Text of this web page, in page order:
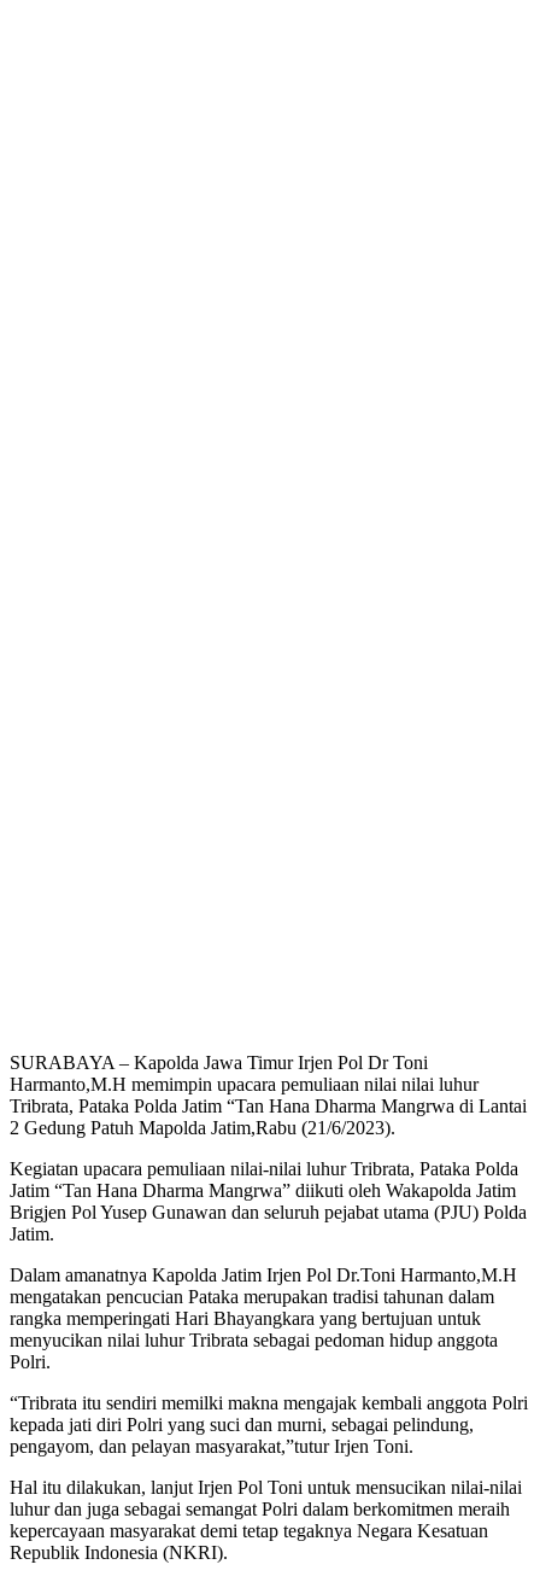
SURABAYA – Kapolda Jawa Timur Irjen Pol Dr Toni
Harmanto,M.H memimpin upacara pemuliaan nilai nilai luhur
Tribrata, Pataka Polda Jatim “Tan Hana Dharma Mangrwa di Lantai
2 Gedung Patuh Mapolda Jatim,Rabu (21/6/2023).
Kegiatan upacara pemuliaan nilai-nilai luhur Tribrata, Pataka Polda
Jatim “Tan Hana Dharma Mangrwa” diikuti oleh Wakapolda Jatim
Brigjen Pol Yusep Gunawan dan seluruh pejabat utama (PJU) Polda
Jatim.
Dalam amanatnya Kapolda Jatim Irjen Pol Dr.Toni Harmanto,M.H
mengatakan pencucian Pataka merupakan tradisi tahunan dalam
rangka memperingati Hari Bhayangkara yang bertujuan untuk
menyucikan nilai luhur Tribrata sebagai pedoman hidup anggota
Polri.
“Tribrata itu sendiri memilki makna mengajak kembali anggota Polri
kepada jati diri Polri yang suci dan murni, sebagai pelindung,
pengayom, dan pelayan masyarakat,”tutur Irjen Toni.
Hal itu dilakukan, lanjut Irjen Pol Toni untuk mensucikan nilai-nilai
luhur dan juga sebagai semangat Polri dalam berkomitmen meraih
kepercayaan masyarakat demi tetap tegaknya Negara Kesatuan
Republik Indonesia (NKRI).